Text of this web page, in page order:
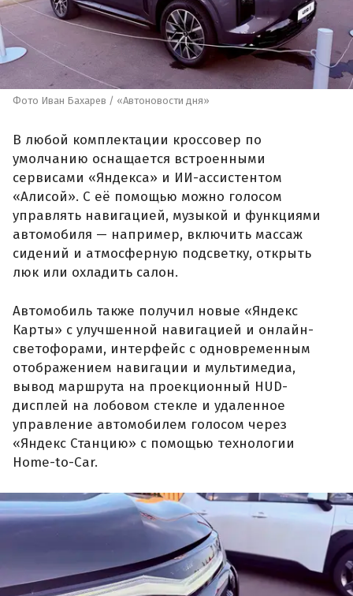
Фото Иван Бахарев / «Автоновости дня»
В любой комплектации кроссовер по
умолчанию оснащается встроенными
сервисами «Яндекса» и ИИ-ассистентом
«Алисой». С её помощью можно голосом
управлять навигацией, музыкой и функциями
автомобиля — например, включить массаж
сидений и атмосферную подсветку, открыть
люк или охладить салон.
Автомобиль также получил новые «Яндекс
Карты» с улучшенной навигацией и онлайн-
светофорами, интерфейс с одновременным
отображением навигации и мультимедиа,
вывод маршрута на проекционный HUD-
дисплей на лобовом стекле и удаленное
управление автомобилем голосом через
«Яндекс Станцию» с помощью технологии
Home-to-Car.